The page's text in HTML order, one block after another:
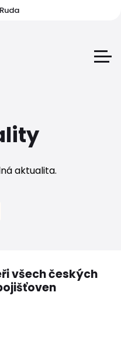
aktualita.
všech českých